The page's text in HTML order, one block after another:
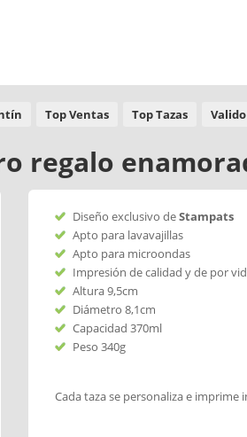
Top Ventas Top Tazas
regalo
Diseño exclusivo deStampats
Apto para lavavajillas
Apto para microondas
Impresión de calidad y de por
Altura 9,5cm
Diámetro 8,1cm
Capacidad 370ml
Peso 340g
Cada taza se personaliza e